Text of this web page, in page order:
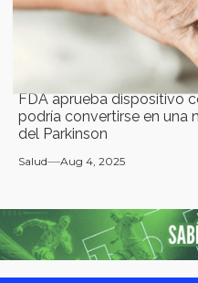
FDA aprueba dispositivo
podría convertirse en una
del Parkinson
Salud Aug 4, 2025